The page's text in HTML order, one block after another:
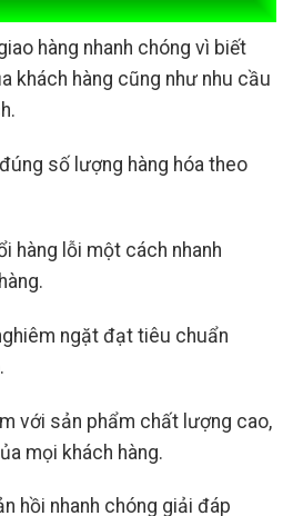
hàng nhanh chóng vì biết
khách hàng cũng như nhu cầu
số lượng hàng hóa theo
hàng lỗi một cách nhanh
ngặt đạt tiêu chuẩn
với sản phẩm chất lượng cao,
mọi khách hàng.
hồi nhanh chóng giải đáp